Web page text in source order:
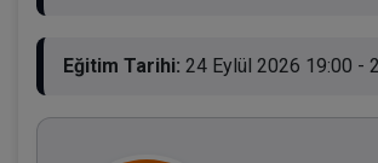
Eğitim Tarihi: 24 Eylül 2026 19:00 -